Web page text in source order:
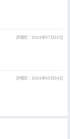
評價於：2024年07月22日
評價於：2024年05月04日